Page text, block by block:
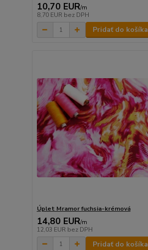
10,70 EUR/m
8,70 EUR bez DPH
Pridať do košíka
Úplet Mramor fuchsia-krémová
14,80 EUR/m
12,03 EUR bez DPH
Pridať do košíka